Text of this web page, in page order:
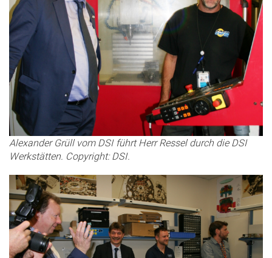
Alexander Grüll vom DSI führt Herr Ressel durch die DSI
Werkstätten. Copyright: DSI.